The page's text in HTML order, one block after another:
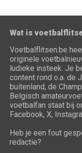
Wat is
Voetbalflitsen.be
originele
ludieke insteek. Je
content rond o.a. de
buitenland, de
Belgisch
voetbalfan staat bij
Facebook, X,
Heb je een fout
redactie?